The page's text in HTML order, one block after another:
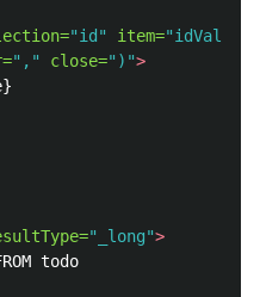
"id" item="idValue"
"," close=")">
"_long">